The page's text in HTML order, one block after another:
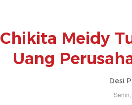
Chikita Meidy
Uang
Desi